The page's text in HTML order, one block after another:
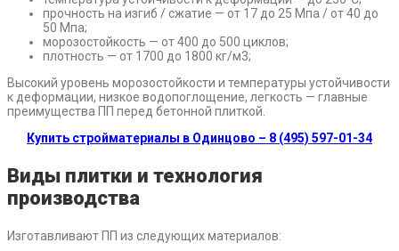
прочность на изгиб / сжатие — от 17 до 25 Мпа / от 40 до
50 Мпа;
морозостойкость — от 400 до 500 циклов;
плотность — от 1700 до 1800 кг/м3;
Высокий уровень морозостойкости и температуры устойчивости
к деформации, низкое водопоглощение, легкость — главные
преимущества ПП перед бетонной плиткой.
Купить стройматериалы в Одинцово – 8 (495) 597-01-34
Виды плитки и технология
производства
Изготавливают ПП из следующих материалов: